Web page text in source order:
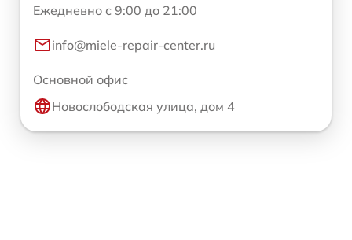
Ежедневно с 9:00 до 21:00
info@miele-repair-center.ru
Основной офис
Новослободская улица, дом 4